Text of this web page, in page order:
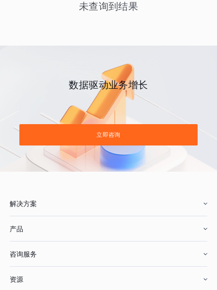
未查询到结果
数据驱动业务增长
立即咨询
解决方案
鞋服行业
产品
咨询服务
资源